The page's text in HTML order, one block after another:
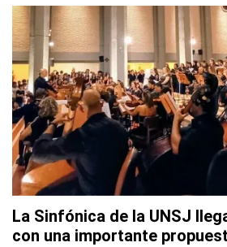
La Sinfónica de la UNSJ
con una importante